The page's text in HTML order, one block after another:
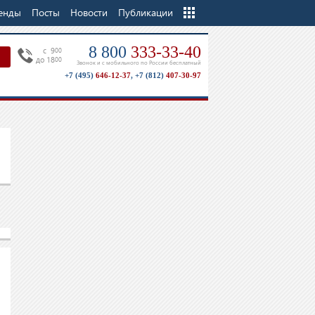
Посты Новости Публикации
Еще
c 900
до 1800 8 800 333-33-40
Звонок и с мобильного по России бесплатный
+7 (495) 646-12-37, +7 (812) 407-30-97